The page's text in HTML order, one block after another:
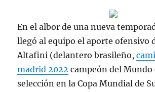
En el albor de una nueva
llegó al equipo el aporte ofensivo
Altafini (delantero brasileño,
madrid 2022 campeón del Mundo
selección en la Copa Mundial de